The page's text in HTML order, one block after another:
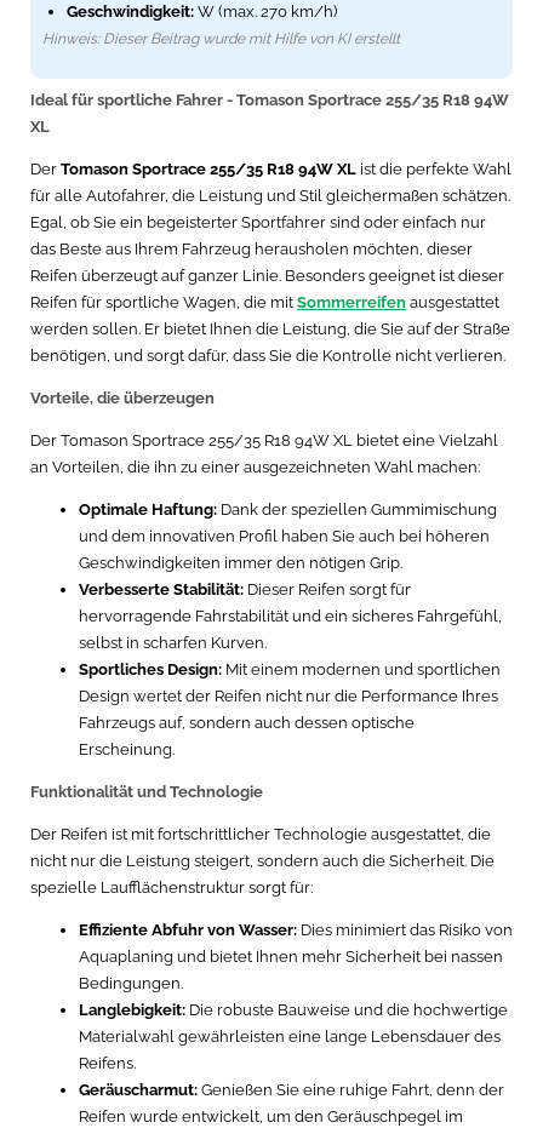
Geschwindigkeit: W (max. 270 km/h)
Hinweis: Dieser Beitrag wurde mit Hilfe von KI erstellt
Ideal für sportliche Fahrer - Tomason Sportrace 255/35 R18 94W
XL
Der Tomason Sportrace 255/35 R18 94W XL ist die perfekte Wahl
für alle Autofahrer, die Leistung und Stil gleichermaßen schätzen.
Egal, ob Sie ein begeisterter Sportfahrer sind oder einfach nur
das Beste aus Ihrem Fahrzeug herausholen möchten, dieser
Reifen überzeugt auf ganzer Linie. Besonders geeignet ist dieser
Reifen für sportliche Wagen, die mit Sommerreifen ausgestattet
werden sollen. Er bietet Ihnen die Leistung, die Sie auf der Straße
benötigen, und sorgt dafür, dass Sie die Kontrolle nicht verlieren.
Vorteile, die überzeugen
Der Tomason Sportrace 255/35 R18 94W XL bietet eine Vielzahl
an Vorteilen, die ihn zu einer ausgezeichneten Wahl machen:
Optimale Haftung: Dank der speziellen Gummimischung
und dem innovativen Profil haben Sie auch bei höheren
Geschwindigkeiten immer den nötigen Grip.
Verbesserte Stabilität: Dieser Reifen sorgt für
hervorragende Fahrstabilität und ein sicheres Fahrgefühl,
selbst in scharfen Kurven.
Sportliches Design: Mit einem modernen und sportlichen
Design wertet der Reifen nicht nur die Performance Ihres
Fahrzeugs auf, sondern auch dessen optische
Erscheinung.
Funktionalität und Technologie
Der Reifen ist mit fortschrittlicher Technologie ausgestattet, die
nicht nur die Leistung steigert, sondern auch die Sicherheit. Die
spezielle Laufflächenstruktur sorgt für:
Effiziente Abfuhr von Wasser: Dies minimiert das Risiko von
Aquaplaning und bietet Ihnen mehr Sicherheit bei nassen
Bedingungen.
Langlebigkeit: Die robuste Bauweise und die hochwertige
Materialwahl gewährleisten eine lange Lebensdauer des
Reifens.
Geräuscharmut: Genießen Sie eine ruhige Fahrt, denn der
Reifen wurde entwickelt, um den Geräuschpegel im